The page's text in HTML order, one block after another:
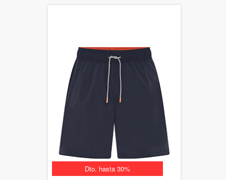
Dto. hasta 30%